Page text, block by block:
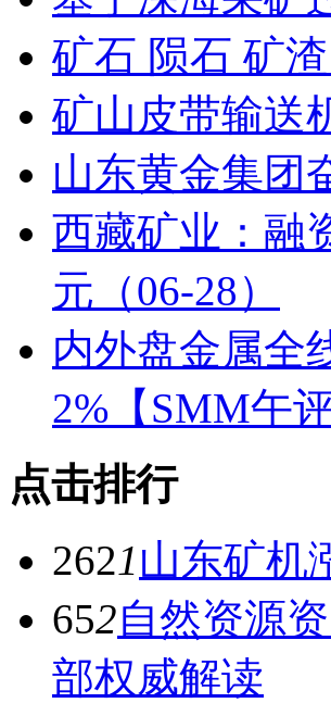
矿石 陨石 矿
矿山皮带输送
山东黄金集团
西藏矿业：融
元（06-28）
内外盘金属全
2%【SMM午评
点击排行
2621山东矿机
652自然资源
部权威解读